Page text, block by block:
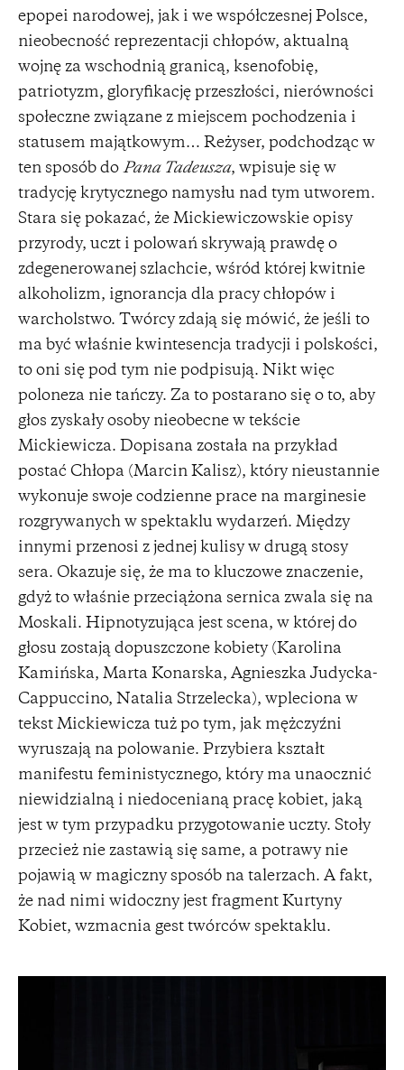
epopei narodowej, jak i we współczesnej Polsce,
nieobecność reprezentacji chłopów, aktualną
wojnę za wschodnią granicą, ksenofobię,
patriotyzm, gloryfikację przeszłości, nierówności
społeczne związane z miejscem pochodzenia i
statusem majątkowym… Reżyser, podchodząc w
ten sposób do Pana Tadeusza, wpisuje się w
tradycję krytycznego namysłu nad tym utworem.
Stara się pokazać, że Mickiewiczowskie opisy
przyrody, uczt i polowań skrywają prawdę o
zdegenerowanej szlachcie, wśród której kwitnie
alkoholizm, ignorancja dla pracy chłopów i
warcholstwo. Twórcy zdają się mówić, że jeśli to
ma być właśnie kwintesencja tradycji i polskości,
to oni się pod tym nie podpisują. Nikt więc
poloneza nie tańczy. Za to postarano się o to, aby
głos zyskały osoby nieobecne w tekście
Mickiewicza. Dopisana została na przykład
postać Chłopa (Marcin Kalisz), który nieustannie
wykonuje swoje codzienne prace na marginesie
rozgrywanych w spektaklu wydarzeń. Między
innymi przenosi z jednej kulisy w drugą stosy
sera. Okazuje się, że ma to kluczowe znaczenie,
gdyż to właśnie przeciążona sernica zwala się na
Moskali. Hipnotyzująca jest scena, w której do
głosu zostają dopuszczone kobiety (Karolina
Kamińska, Marta Konarska, Agnieszka Judycka-
Cappuccino, Natalia Strzelecka), wpleciona w
tekst Mickiewicza tuż po tym, jak mężczyźni
wyruszają na polowanie. Przybiera kształt
manifestu feministycznego, który ma unaocznić
niewidzialną i niedocenianą pracę kobiet, jaką
jest w tym przypadku przygotowanie uczty. Stoły
przecież nie zastawią się same, a potrawy nie
pojawią w magiczny sposób na talerzach. A fakt,
że nad nimi widoczny jest fragment Kurtyny
Kobiet, wzmacnia gest twórców spektaklu.